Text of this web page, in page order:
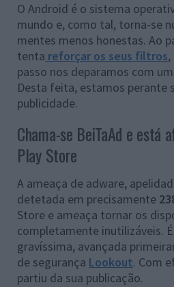
O Android é o sistema
mundo e, como tal, torna-se
mentes menos honestas. Ao
tenta reforçar os seus filtros
passo nos deparamos com
Desta feita, estamos perante
publicidade.
Chama-se BeiTaAd e está
Play Store
A ameaça de adware,
detetada em precisamente
Store e ameaça tornar os
completamente inutilizáveis.
gravíssima, avançada
de segurança Lookout. Com
partiu da sua publicação.